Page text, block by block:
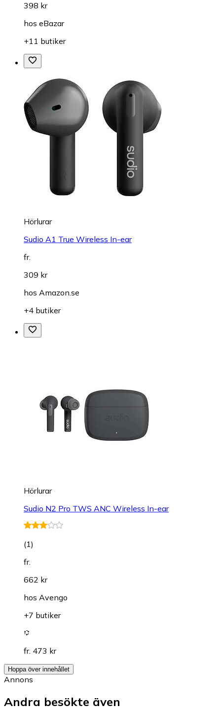
398 kr
hos eBazar
+11 butiker
Hörlurar
Sudio A1 True Wireless In-ear
fr.
309 kr
hos Amazon.se
+4 butiker
Hörlurar
Sudio N2 Pro TWS ANC Wireless In-ear
(1)
fr.
662 kr
hos Avengo
+7 butiker
fr. 473 kr
Hoppa över innehållet
Annons
Andra besökte även